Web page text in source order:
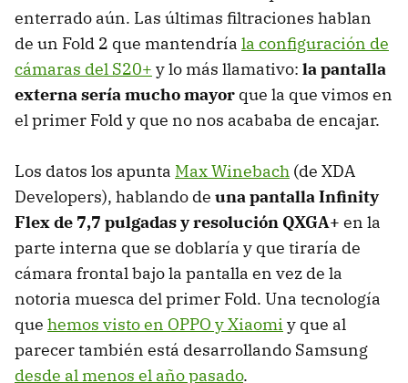
enterrado aún. Las últimas filtraciones hablan
de un Fold 2 que mantendría la configuración de
cámaras del S20+ y lo más llamativo: la pantalla
externa sería mucho mayor que la que vimos en
el primer Fold y que no nos acababa de encajar.
Los datos los apunta Max Winebach (de XDA
Developers), hablando de una pantalla Infinity
Flex de 7,7 pulgadas y resolución QXGA+ en la
parte interna que se doblaría y que tiraría de
cámara frontal bajo la pantalla en vez de la
notoria muesca del primer Fold. Una tecnología
que hemos visto en OPPO y Xiaomi y que al
parecer también está desarrollando Samsung
desde al menos el año pasado.